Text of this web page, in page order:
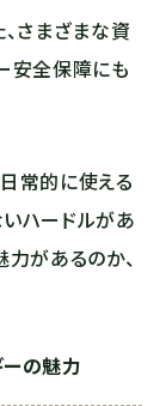
さまざまな資
安全保障にも
常的に使える
ハードルがあ
力があるのか、
の魅力